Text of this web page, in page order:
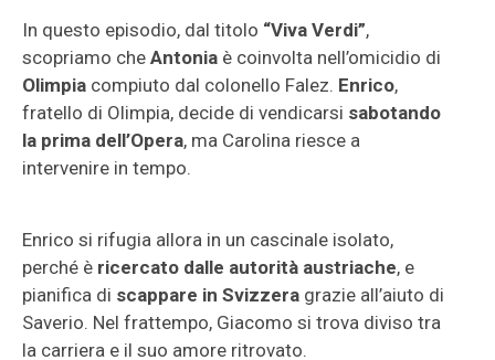
In questo episodio, dal titolo “Viva Verdi”,
scopriamo che Antonia è coinvolta nell’omicidio di
Olimpia compiuto dal colonello Falez. Enrico,
fratello di Olimpia, decide di vendicarsi sabotando
la prima dell’Opera, ma Carolina riesce a
intervenire in tempo.
Enrico si rifugia allora in un cascinale isolato,
perché è ricercato dalle autorità austriache, e
pianifica di scappare in Svizzera grazie all’aiuto di
Saverio. Nel frattempo, Giacomo si trova diviso tra
la carriera e il suo amore ritrovato.